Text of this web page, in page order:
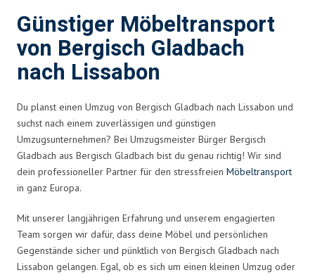
Günstiger Möbeltransport
von Bergisch Gladbach
nach Lissabon
Du planst einen Umzug von Bergisch Gladbach nach Lissabon und
suchst nach einem zuverlässigen und günstigen
Umzugsunternehmen? Bei Umzugsmeister Bürger Bergisch
Gladbach aus Bergisch Gladbach bist du genau richtig! Wir sind
dein professioneller Partner für den stressfreien Möbeltransport
in ganz Europa.
Mit unserer langjährigen Erfahrung und unserem engagierten
Team sorgen wir dafür, dass deine Möbel und persönlichen
Gegenstände sicher und pünktlich von Bergisch Gladbach nach
Lissabon gelangen. Egal, ob es sich um einen kleinen Umzug oder